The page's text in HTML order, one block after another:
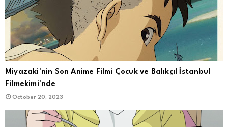
Miyazaki'nin Son Anime Filmi Çocuk ve Balıkçıl İstanbul
Filmekimi'nde
October 20, 2023